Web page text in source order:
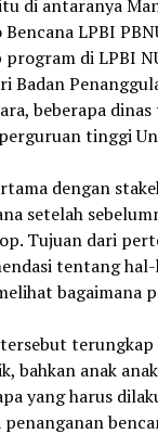
di antaranya
LPBI
di LPBI
Badan
beberapa
tinggi
dengan
setelah
Tujuan dari
tentang
bagaimana
bahkan anak
yang harus
penanganan